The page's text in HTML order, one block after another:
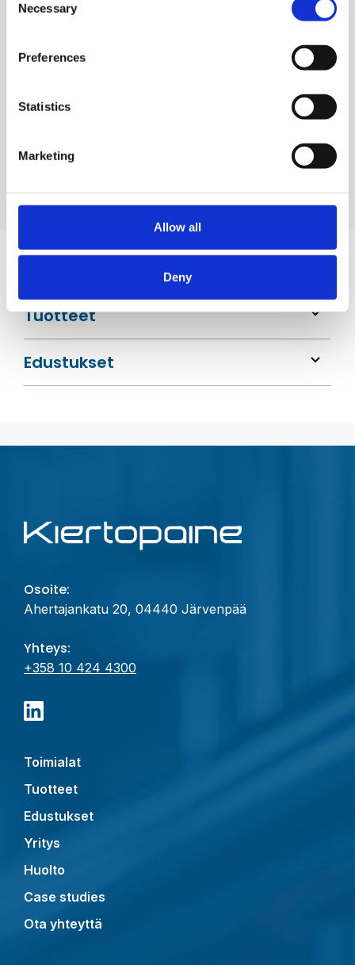
Selection
Necessary
Preferences
Statistics
Marketing
Allow all
Deny
Tuotteet
Edustukset
Osoite:
Ahertajankatu 20, 04440 Järvenpää
Yhteys:
+358 10 424 4300
Toimialat
Tuotteet
Edustukset
Yritys
Huolto
Case studies
Ota yhteyttä